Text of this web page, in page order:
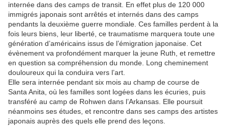
internée dans des camps de transit. En effet plus de 120 000
immigrés japonais sont arrêtés et internés dans des camps
pendants la deuxième guerre mondiale. Ces familles perdent à la
fois leurs biens, leur liberté, ce traumatisme marquera toute une
génération d’américains issus de l’émigration japonaise. Cet
évènement va profondément marquer la jeune Ruth, et remettre
en question sa compréhension du monde. Long cheminement
douloureux qui la conduira vers l’art.
Elle sera internée pendant six mois au champ de course de
Santa Anita, où les familles sont logées dans les écuries, puis
transféré au camp de Rohwen dans l’Arkansas. Elle poursuit
néanmoins ses études, et rencontre dans ses camps des artistes
japonais auprès des quels elle prend des leçons.